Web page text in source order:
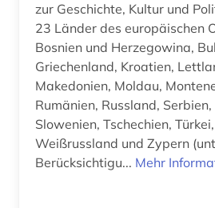
zur Geschichte, Kultur und
23 Länder des europäischen Ostens:
Bosnien und Herzegowina,
Griechenland, Kroatien,
Makedonien, Moldau,
Rumänien, Russland,
Slowenien, Tschechien,
Weißrussland und Zypern
Berücksichtigu... Mehr